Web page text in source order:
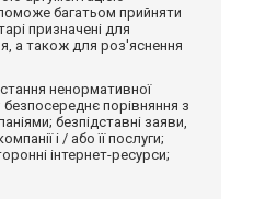
багатьом прийняти
призначені для
а також для роз'яснення
ненормативної
порівняння з
безпідставні заяви,
і / або її послуги;
інтернет-ресурси;